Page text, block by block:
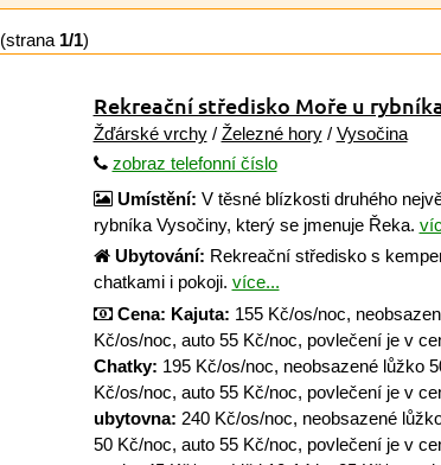
(strana 1/1)
Rekreační středisko Moře u
Žďárské vrchy/ Železné hory/ Vysočina
zobraz telefonní číslo
Umístění: V těsné blízkosti druhého
rybníka Vysočiny, který se jmenuje Řeka.
Ubytování: Rekreační středisko s
chatkami i pokoji. více...
Cena: Kajuta: 155 Kč/os/noc,
Kč/os/noc, auto 55 Kč/noc, povlečení je v
Chatky: 195 Kč/os/noc, neobsazené lůžko
Kč/os/noc, auto 55 Kč/noc, povlečení je v
ubytovna: 240 Kč/os/noc, neobsazené
50 Kč/noc, auto 55 Kč/noc, povlečení je v